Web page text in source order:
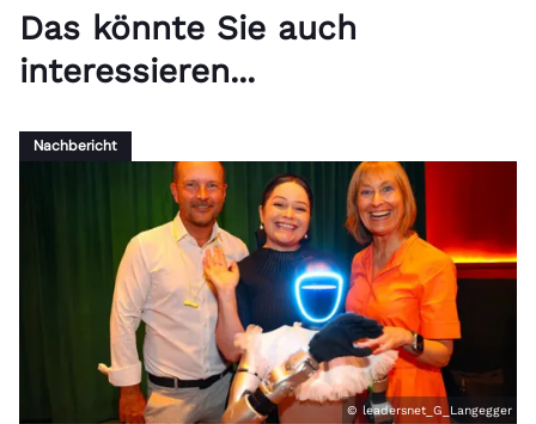
Das könnte Sie auch
interessieren...
Nachbericht
© leadersnet_G_Langegger